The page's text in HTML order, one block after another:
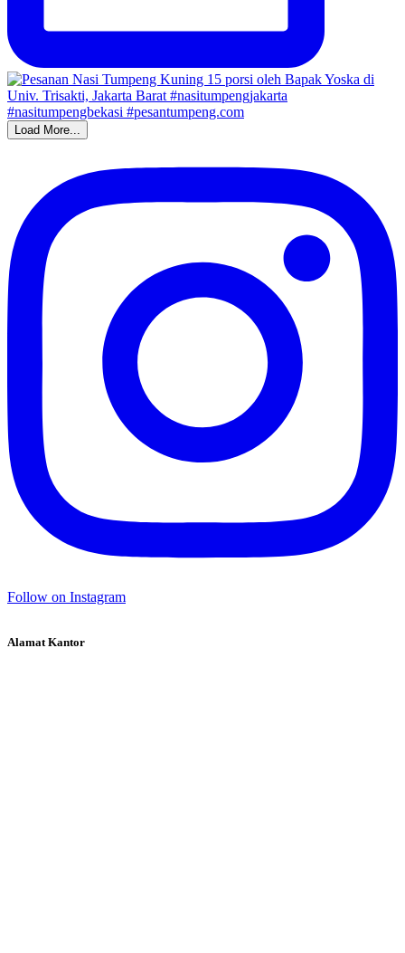
Load More...
Follow on Instagram
Alamat Kantor